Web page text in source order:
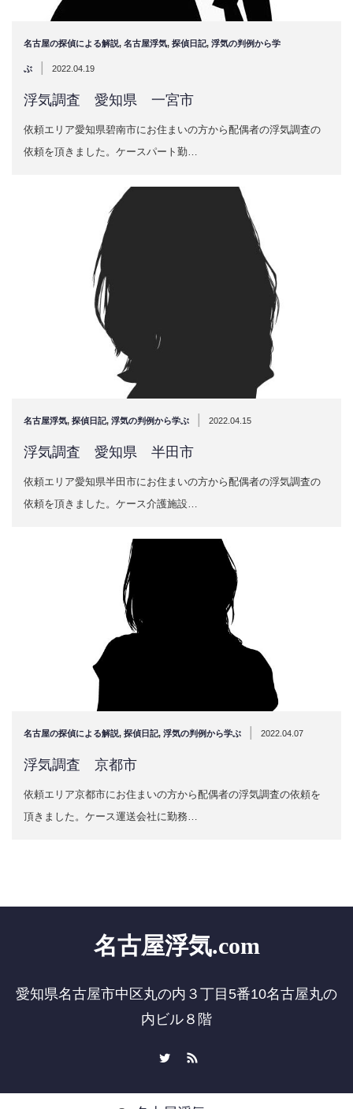
名古屋の探偵による解説, 名古屋浮気, 探偵日記, 浮気の判例から学
ぶ 2022.04.19
浮気調査 愛知県 一宮市
依頼エリア愛知県碧南市にお住まいの方から配偶者の浮気調査の
依頼を頂きました。ケースパート勤…
名古屋浮気, 探偵日記, 浮気の判例から学ぶ | 2022.04.15
浮気調査 愛知県 半田市
依頼エリア愛知県半田市にお住まいの方から配偶者の浮気調査の
依頼を頂きました。ケース介護施設…
名古屋の探偵による解説, 探偵日記, 浮気の判例から学ぶ 2022.04.07
浮気調査 京都市
依頼エリア京都市にお住まいの方から配偶者の浮気調査の依頼を
頂きました。ケース運送会社に勤務…
名古屋浮気.com
愛知県名古屋市中区丸の内３丁目5番10名古屋丸の
内ビル８階